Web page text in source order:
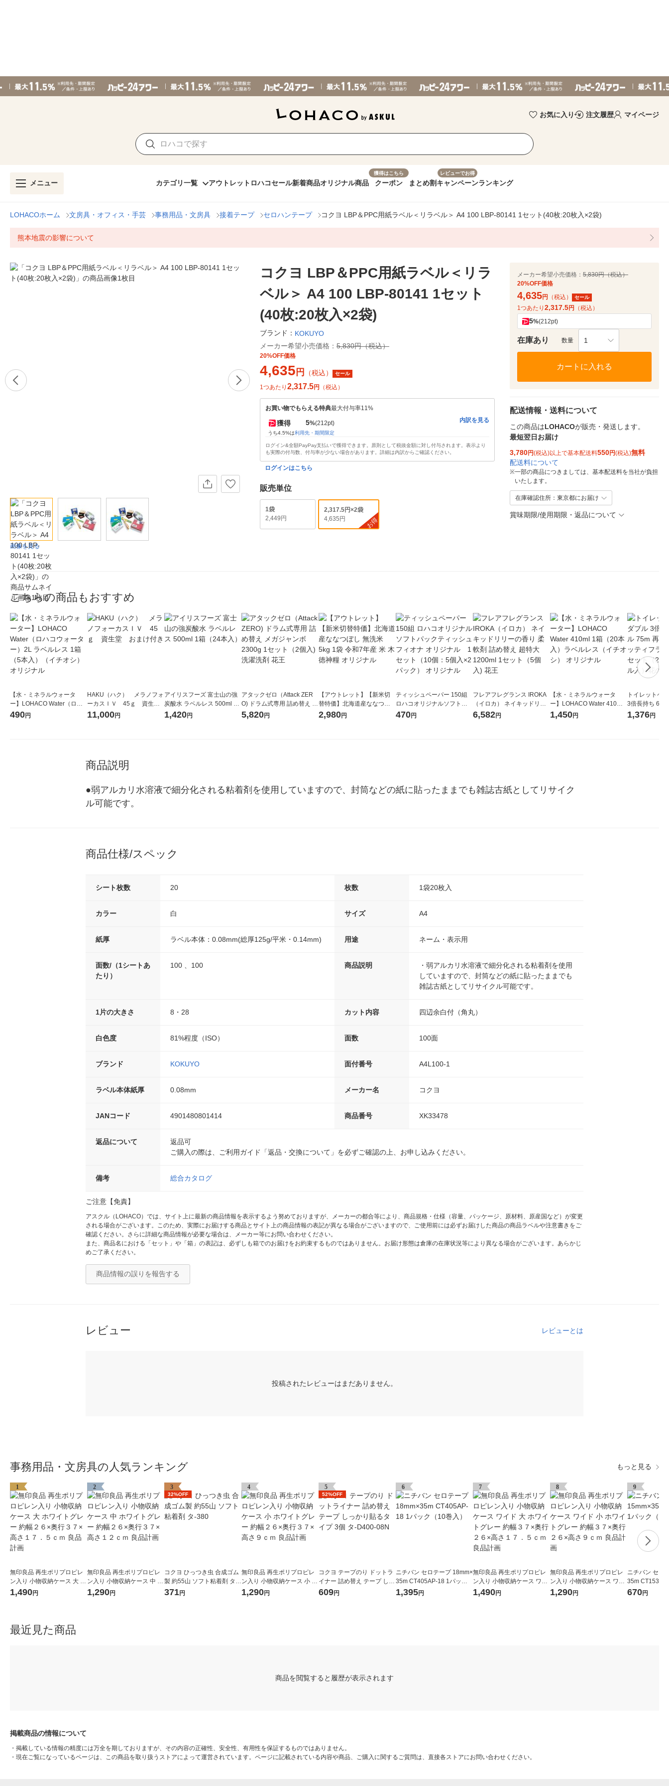
お気に入り 注文履歴 マイページ
メニュー カテゴリ一覧 アウトレット ロハコセール新着商品オリジナル商品
獲得はこちら
クーポン まとめ割
レビューでお得
キャンペーンランキング
LOHACOホーム 文房具・オフィス・手芸 事務用品・文房具 接着テープ セロハンテープ コクヨ LBP＆PPC用紙ラベル＜リラベル＞ A4 100 LBP-80141 1セット(40枚:20枚入×2袋)
熊本地震の影響について
画像を見る
コクヨ LBP＆PPC用紙ラベル＜リラ
ベル＞ A4 100 LBP-80141 1セット
(40枚:20枚入×2袋)
ブランド： KOKUYO
メーカー希望小売価格： 5,830円（税込）
20%OFF価格
4,635 円 （税込） セール
1つあたり 2,317.5円 （税込）
お買い物でもらえる特典最大付与率11%
獲得 5%(212pt)
うち4.5%は利用先・期間限定
内訳を見る
ログイン&全額PayPay支払いで獲得できます。原則として税抜金額に対し付与されます。表示より
も実際の付与数、付与率が少ない場合があります。詳細は内訳からご確認ください。
ログインはこちら
販売単位
1袋
2,449円
2,317.5円×2袋
4,635円
お得
メーカー希望小売価格： 5,830円（税込）
20%OFF価格
4,635円 （税込） セール
1つあたり 2,317.5円 （税込）
5%(212pt)
在庫あり 数量 1
カートに入れる
配送情報・送料について
この商品はLOHACOが販売・発送します。
最短翌日お届け
3,780円(税込)以上で基本配送料550円(税込)無料
配送料について
※一部の商品につきましては、基本配送料を当社が負担
いたします。
在庫確認住所：東京都にお届け
賞味期限/使用期限・返品について
こちらの商品もおすすめ
【水・ミネラルウォータ
ー】LOHACO Water（ロハ
コウォーター）2L ラベルレ
490円
HAKU（ハク） メラノフォ
ーカスＩＶ 45ｇ 資生
堂 おまけ付き
11,000円
アイリスフーズ 富士山の強
炭酸水 ラベルレス 500ml 1
箱（24本入）
1,420円
アタックゼロ（Attack ZER
O) ドラム式専用 詰め替え メ
ガジャンボ 2300g 1セット
5,820円
【アウトレット】【新米切
替特価】北海道産ななつぼ
し 無洗米 5kg 1袋 令和7年産
2,980円
ティッシュペーパー 150組
ロハコオリジナルソフトパ
ックティッシュ フィオナ オ
470円
フレアフレグランス IROKA
（イロカ） ネイキッドリリ
ーの香り 柔軟剤 詰め替え 超
6,582円
【水・ミネラルウォータ
ー】LOHACO Water 410ml
1箱（20本入）ラベルレス
1,450円
トイレットペ
3倍長持ち 6ロール
紙配合 スコッ
1,376円
商品説明
●弱アルカリ水溶液で細分化される粘着剤を使用していますので、封筒などの紙に貼ったままでも雑誌古紙としてリサイク
ル可能です。
商品仕様/スペック
シート枚数 20 枚数 1袋20枚入
カラー 白 サイズ A4
紙厚 ラベル本体：0.08mm(総厚125g/平米・0.14mm) 用途 ネーム・表示用
面数/（1シートあ
たり）
100 、100 商品説明
・弱アルカリ水溶液で細分化される粘着剤を使用
していますので、封筒などの紙に貼ったままでも
雑誌古紙としてリサイクル可能です。
1片の大きさ 8・28 カット内容 四辺余白付（角丸）
白色度 81%程度（ISO） 面数 100面
ブランド KOKUYO 面付番号 A4L100-1
ラベル本体紙厚 0.08mm メーカー名 コクヨ
JANコード 4901480801414 商品番号 XK33478
返品について
返品可
ご購入の際は、ご利用ガイド「返品・交換について」を必ずご確認の上、お申し込みください。
備考 総合カタログ
ご注意【免責】
アスクル（LOHACO）では、サイト上に最新の商品情報を表示するよう努めておりますが、メーカーの都合等により、商品規格・仕様（容量、パッケージ、原材料、原産国など）が変更
される場合がございます。このため、実際にお届けする商品とサイト上の商品情報の表記が異なる場合がございますので、ご使用前には必ずお届けした商品の商品ラベルや注意書きをご
確認ください。さらに詳細な商品情報が必要な場合は、メーカー等にお問い合わせください。
また、商品名における「セット」や「箱」の表記は、必ずしも箱でのお届けをお約束するものではありません。お届け形態は倉庫の在庫状況等により異なる場合がございます。あらかじ
めご了承ください。
商品情報の誤りを報告する
レビュー レビューとは
投稿されたレビューはまだありません。
事務用品・文房具の人気ランキング もっと見る
1
無印良品 再生ポリプロピレ
ン入り 小物収納ケース 大 ホ
ワイトグレー 約幅２６×奥行
1,490円
2
無印良品 再生ポリプロピレ
ン入り 小物収納ケース 中 ホ
ワイトグレー 約幅２６×奥行
1,290円
3
32%OFF
コクヨ ひっつき虫 合成ゴム
製 約55山 ソフト粘着剤 タ-3
80
371円
4
無印良品 再生ポリプロピレ
ン入り 小物収納ケース 小 ホ
ワイトグレー 約幅２６×奥行
1,290円
5
52%OFF
コクヨ テープのり ドットラ
イナー 詰め替え テープ しっ
かり貼るタイプ 3個 タ-D400
609円
6
ニチバン セロテープ 18mm×
35m CT405AP-18 1パック
（10巻入）
1,395円
7
無印良品 再生ポリプロピレ
ン入り 小物収納ケース ワイ
ド 大 ホワイトグレー 約幅３
1,490円
8
無印良品 再生ポリプロピレ
ン入り 小物収納ケース ワイ
ド 小 ホワイトグレー 約幅３
1,290円
9
ニチバン セロ
35m CT1535-
巻入）
670円
最近見た商品
商品を閲覧すると履歴が表示されます
掲載商品の情報について
・ 掲載している情報の精度には万全を期しておりますが、その内容の正確性、安全性、有用性を保証するものではありません。
・ 現在ご覧になっているページは、この商品を取り扱うストアによって運営されています。ページに記載されている内容や商品、ご購入に関するご質問は、直接各ストアにお問い合わせください。